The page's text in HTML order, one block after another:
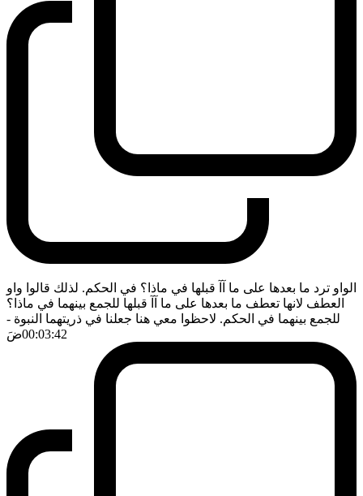
الواو ترد ما بعدها على ما آآ قبلها في ماذا؟ في الحكم. لذلك قالوا واو
العطف لانها تعطف ما بعدها على ما آآ قبلها للجمع بينهما في ماذا؟
للجمع بينهما في الحكم. لاحظوا معي هنا جعلنا في ذريتهما النبوة -
00:03:42ضَ